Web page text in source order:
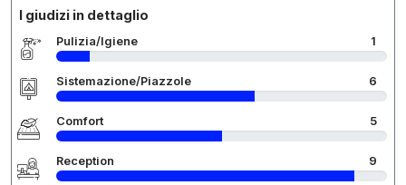
I giudizi in dettaglio
Pulizia/Igiene 1
Sistemazione/Piazzole 6
Comfort 5
Reception 9